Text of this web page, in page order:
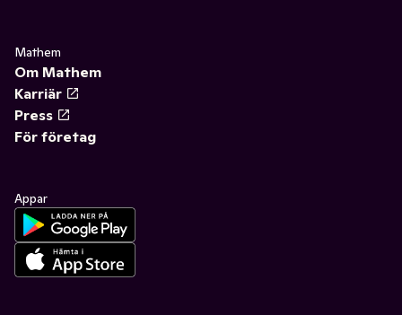
Mathem
Om Mathem
Karriär
Press
För företag
Appar